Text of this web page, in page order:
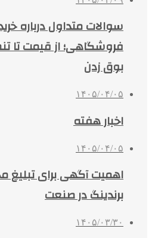
سوالات متداول درباره
فروشگاهی؛ از قیمت تا
بوق زدن
۱۴۰۵/۰۴/۰۵
اخبار هفته
۱۴۰۵/۰۴/۰۵
اهمیت آگهی برای
برندینگ در صنعت
۱۴۰۵/۰۳/۳۰